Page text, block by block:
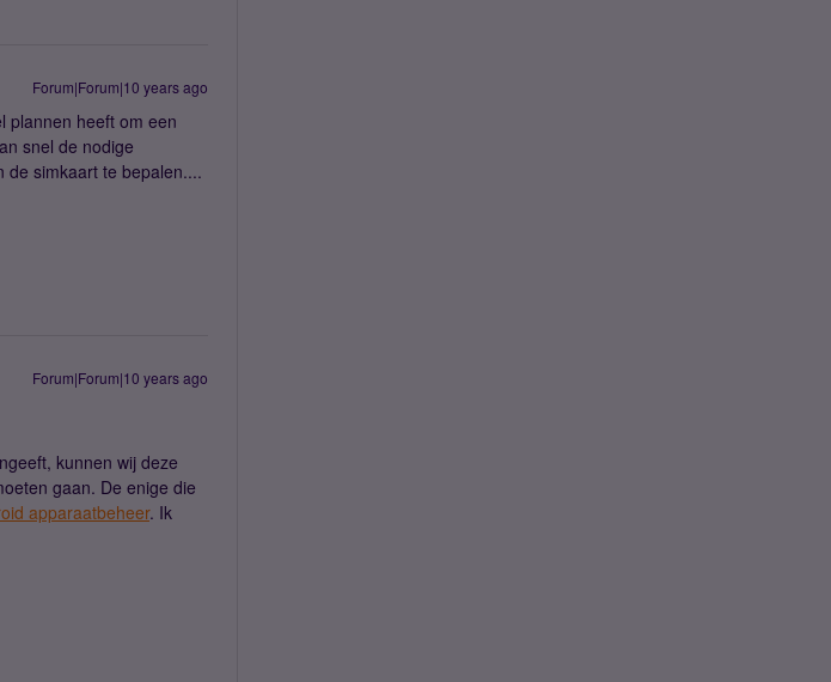
Forum|Forum|10 years ago
plannen heeft om een
snel de nodige
de simkaart te bepalen....
Forum|Forum|10 years ago
kunnen wij deze
gaan. De enige die
apparaatbeheer. Ik